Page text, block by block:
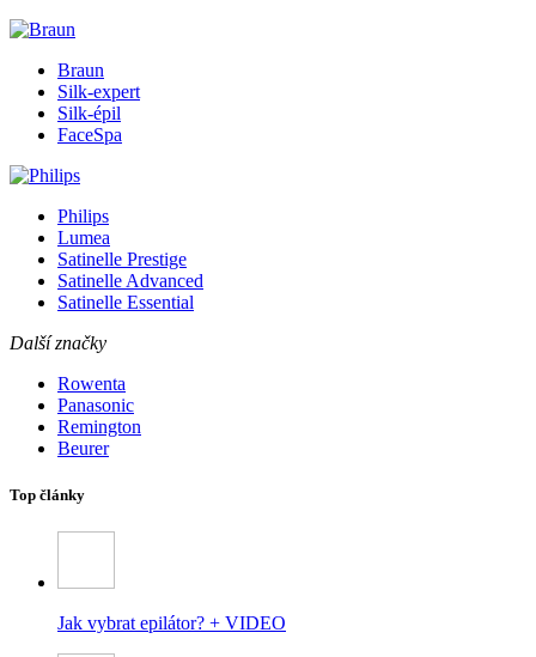
Braun
Silk-expert
Silk-épil
FaceSpa
Philips
Lumea
Satinelle Prestige
Satinelle Advanced
Satinelle Essential
Další značky
Rowenta
Panasonic
Remington
Beurer
Top články
Jak vybrat epilátor? + VIDEO